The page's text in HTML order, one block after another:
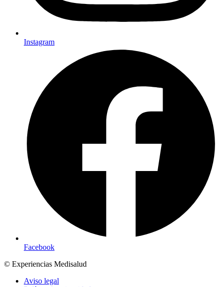
Instagram
Facebook
© Experiencias Medisalud
Aviso legal